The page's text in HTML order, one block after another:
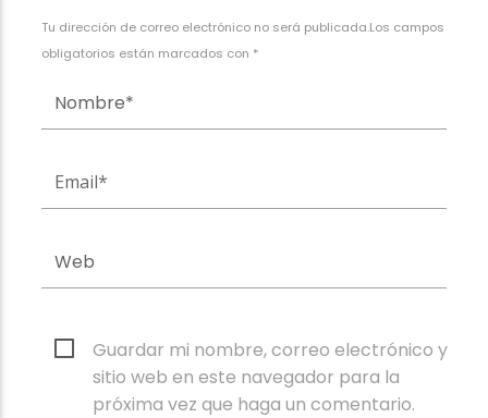
Tu dirección de correo electrónico no será publicada.Los campos
obligatorios están marcados con *
Guardar mi nombre, correo electrónico y
sitio web en este navegador para la
próxima vez que haga un comentario.